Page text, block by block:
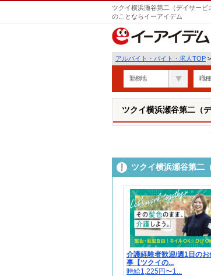
ツクイ横浜瀬谷第二（デイサー
のことならイーアイデム
アルバイト・バイト・求人TOP >
勤務地 職種
ツクイ横浜瀬谷第二（
ツクイ横浜瀬谷第二
介護経験者歓迎/週1日のお
事【ツクイの...
時給1,225円〜1...